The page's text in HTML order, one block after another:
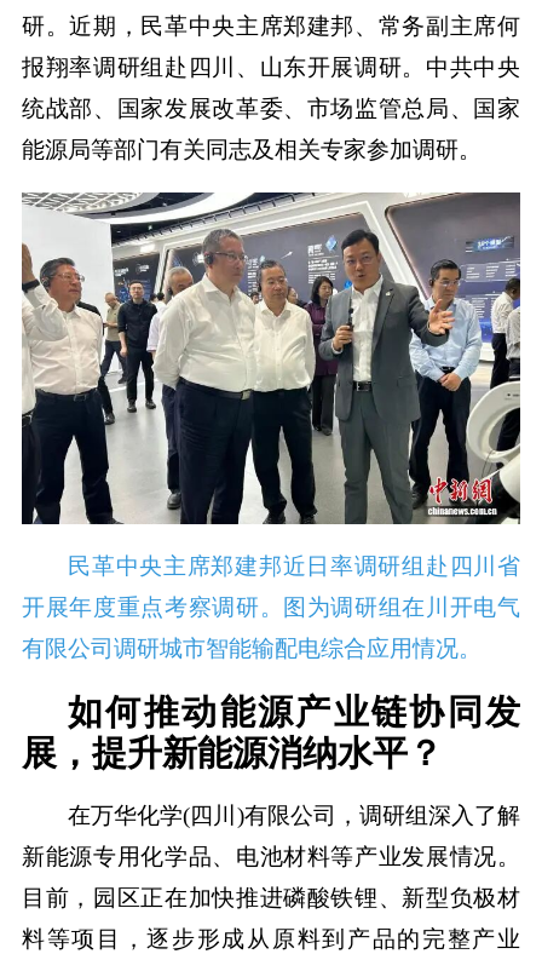
研。近期，民革中央主席郑建邦、常务副主席何
报翔率调研组赴四川、山东开展调研。中共中央
统战部、国家发展改革委、市场监管总局、国家
能源局等部门有关同志及相关专家参加调研。
民革中央主席郑建邦近日率调研组赴四川省
开展年度重点考察调研。图为调研组在川开电气
有限公司调研城市智能输配电综合应用情况。
如何推动能源产业链协同发
展，提升新能源消纳水平？
在万华化学(四川)有限公司，调研组深入了解
新能源专用化学品、电池材料等产业发展情况。
目前，园区正在加快推进磷酸铁锂、新型负极材
料等项目，逐步形成从原料到产品的完整产业